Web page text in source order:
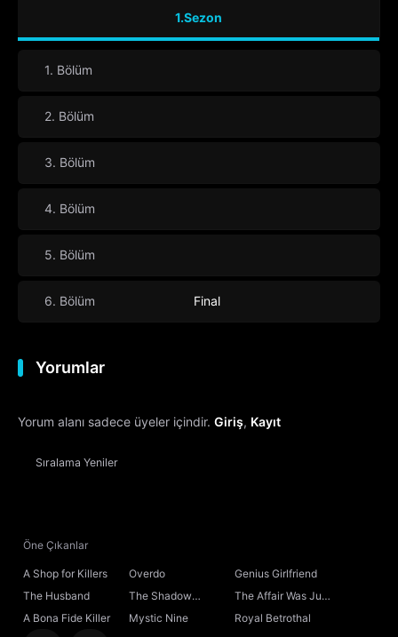
1.Sezon
1. Bölüm
2. Bölüm
3. Bölüm
4. Bölüm
5. Bölüm
6. Bölüm Final
Yorumlar
Yorum alanı sadece üyeler içindir. Giriş, Kayıt
Sıralama Yeniler
Öne Çıkanlar
A Shop for Killers Overdo
Genius Girlfriend
The Husband
The Shadow
Sovereign
The Affair Was Just
the Beginning
A Bona Fide Killer Mystic Nine Royal Betrothal